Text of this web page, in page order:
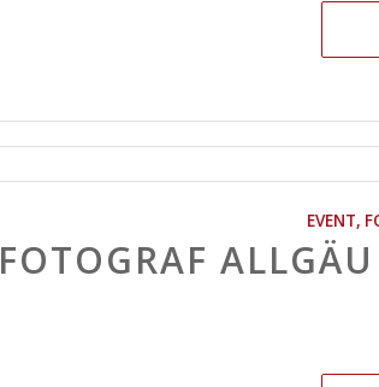
EVENT,
FOTOGRAF